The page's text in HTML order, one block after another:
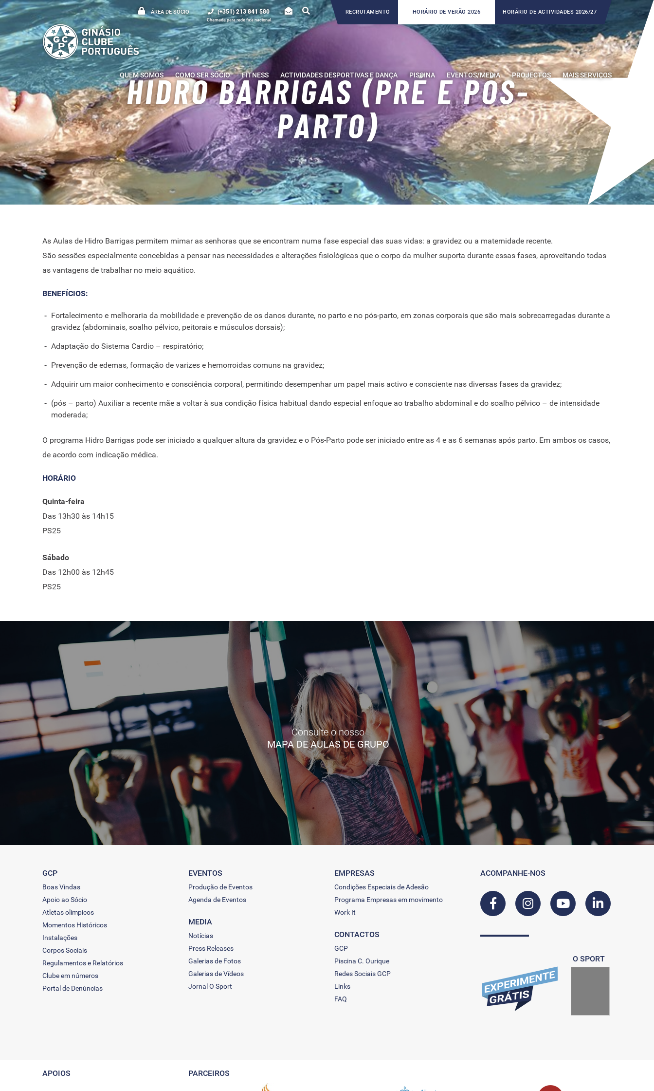
ÁREA DE SÓCIO (+351) 213 841 580
Chamada para rede fixa nacional
RECRUTAMENTO HORÁRIO DE VERÃO 2026 HORÁRIO DE ACTIVIDADES 2026/27
QUEM SOMOS COMO SER SÓCIO FITNESS ACTIVIDADES DESPORTIVAS E DANÇA PISCINA EVENTOS/MEDIA PROJECTOS MAIS SERVIÇOS
HIDRO BARRIGAS (PRÉ E PÓS-
PARTO)
As Aulas de Hidro Barrigas permitem mimar as senhoras que se encontram numa fase especial das suas vidas: a gravidez ou a maternidade recente.
São sessões especialmente concebidas a pensar nas necessidades e alterações fisiológicas que o corpo da mulher suporta durante essas fases, aproveitando todas
as vantagens de trabalhar no meio aquático.
BENEFÍCIOS:
Fortalecimento e melhoraria da mobilidade e prevenção de os danos durante, no parto e no pós-parto, em zonas corporais que são mais sobrecarregadas durante a
gravidez (abdominais, soalho pélvico, peitorais e músculos dorsais);
Adaptação do Sistema Cardio – respiratório;
Prevenção de edemas, formação de varizes e hemorroidas comuns na gravidez;
Adquirir um maior conhecimento e consciência corporal, permitindo desempenhar um papel mais activo e consciente nas diversas fases da gravidez;
(pós – parto) Auxiliar a recente mãe a voltar à sua condição física habitual dando especial enfoque ao trabalho abdominal e do soalho pélvico – de intensidade
moderada;
O programa Hidro Barrigas pode ser iniciado a qualquer altura da gravidez e o Pós-Parto pode ser iniciado entre as 4 e as 6 semanas após parto. Em ambos os casos,
de acordo com indicação médica.
HORÁRIO
Quinta-feira
Das 13h30 às 14h15
PS25
Sábado
Das 12h00 às 12h45
PS25
Consulte o nosso
MAPA DE AULAS DE GRUPO
GCP
Boas Vindas
Apoio ao Sócio
Atletas olímpicos
Momentos Históricos
Instalações
Corpos Sociais
Regulamentos e Relatórios
Clube em números
Portal de Denúncias
EVENTOS
Produção de Eventos
Agenda de Eventos
MEDIA
Notícias
Press Releases
Galerias de Fotos
Galerias de Vídeos
Jornal O Sport
EMPRESAS
Condições Especiais de Adesão
Programa Empresas em movimento
Work It
CONTACTOS
GCP
Piscina C. Ourique
Redes Sociais GCP
Links
FAQ
ACOMPANHE-NOS
O SPORT
APOIOS PARCEIROS